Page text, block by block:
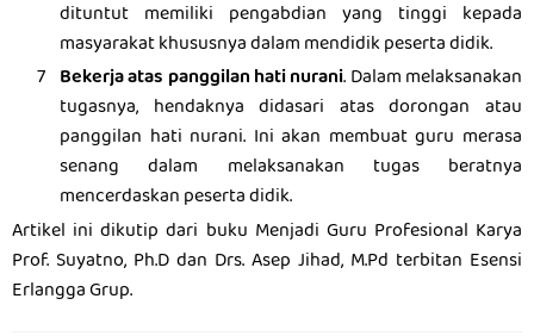
dituntut memiliki pengabdian yang tinggi kepada
masyarakat khususnya dalam mendidik peserta didik.
Bekerja atas panggilan hati nurani. Dalam melaksanakan
tugasnya, hendaknya didasari atas dorongan atau
panggilan hati nurani. Ini akan membuat guru merasa
senang dalam melaksanakan tugas beratnya
mencerdaskan peserta didik.
Artikel ini dikutip dari buku Menjadi Guru Profesional Karya
Prof. Suyatno, Ph.D dan Drs. Asep Jihad, M.Pd terbitan Esensi
Erlangga Grup.